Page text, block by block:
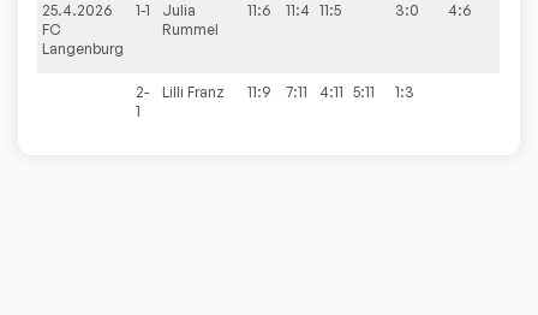
25.4.2026
FC
Langenburg
1-1
Julia
Rummel
11:6 11:4 11:5 3:0 4:6
2-
1
Lilli Franz 11:9 7:11 4:11 5:11 1:3